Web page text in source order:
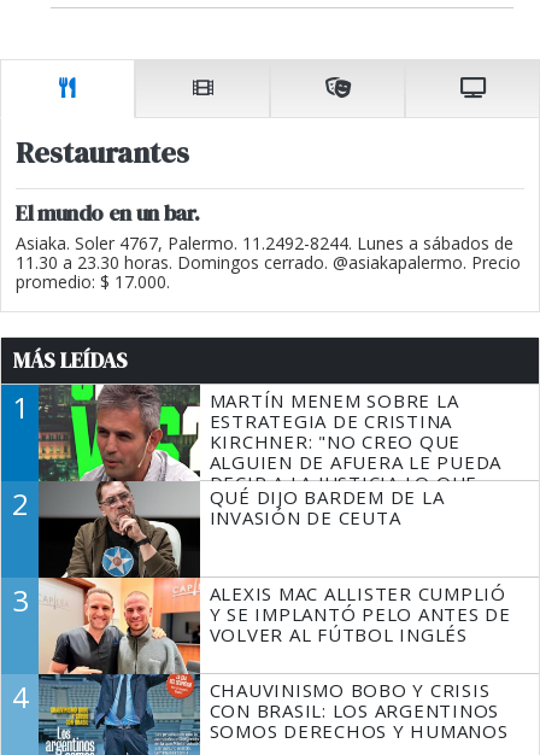
Restaurantes
El mundo en un bar.
Asiaka. Soler 4767, Palermo. 11.2492-8244. Lunes a sábados de
11.30 a 23.30 horas. Domingos cerrado. @asiakapalermo. Precio
promedio: $ 17.000.
MÁS LEÍDAS
1
MARTÍN MENEM SOBRE LA
ESTRATEGIA DE CRISTINA
KIRCHNER: "NO CREO QUE
ALGUIEN DE AFUERA LE PUEDA
DECIR A LA JUSTICIA LO QUE
TIENE QUE HACER"
2
QUÉ DIJO BARDEM DE LA
INVASIÓN DE CEUTA
3
ALEXIS MAC ALLISTER CUMPLIÓ
Y SE IMPLANTÓ PELO ANTES DE
VOLVER AL FÚTBOL INGLÉS
4
CHAUVINISMO BOBO Y CRISIS
CON BRASIL: LOS ARGENTINOS
SOMOS DERECHOS Y HUMANOS